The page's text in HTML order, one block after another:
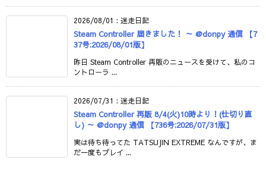
2026/08/01 : 迷走日記
Steam Controller 届きました！ ～ @donpy 通信 【7
37号:2026/08/01版】
昨日 Steam Controller 再販のニュースを受けて、私のコ
ントローラ ...
2026/07/31 : 迷走日記
Steam Controller 再販 8/4(火)10時より！(仕切り直
し) ～ @donpy 通信 【736号:2026/07/31版】
実は待ち待ってた TATSUJIN EXTREME なんですが、ま
だ一度もプレイ ...